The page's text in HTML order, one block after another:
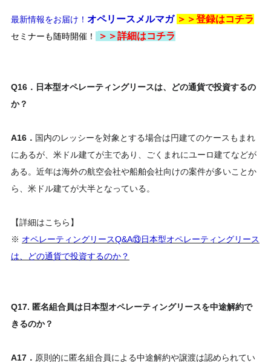
最新情報をお届け！ オペリースメルマガ ＞＞登録はコチラ
セミナーも随時開催！ ＞＞詳細はコチラ
Q16．日本型オペレーティングリースは、どの通貨で投資するの
か？
A16． 国内のレッシーを対象とする場合は円建てのケースもまれ
にあるが、米ドル建てが主であり、ごくまれにユーロ建てなどが
ある。近年は海外の航空会社や船舶会社向けの案件が多いことか
ら、米ドル建てが大半となっている。
【詳細はこちら】
※ オペレーティングリースQ&A⑬日本型オペレーティングリース
は、どの通貨で投資するのか？
Q17. 匿名組合員は日本型オペレーティングリースを中途解約で
きるのか？
A17． 原則的に匿名組合員による中途解約や譲渡は認められてい